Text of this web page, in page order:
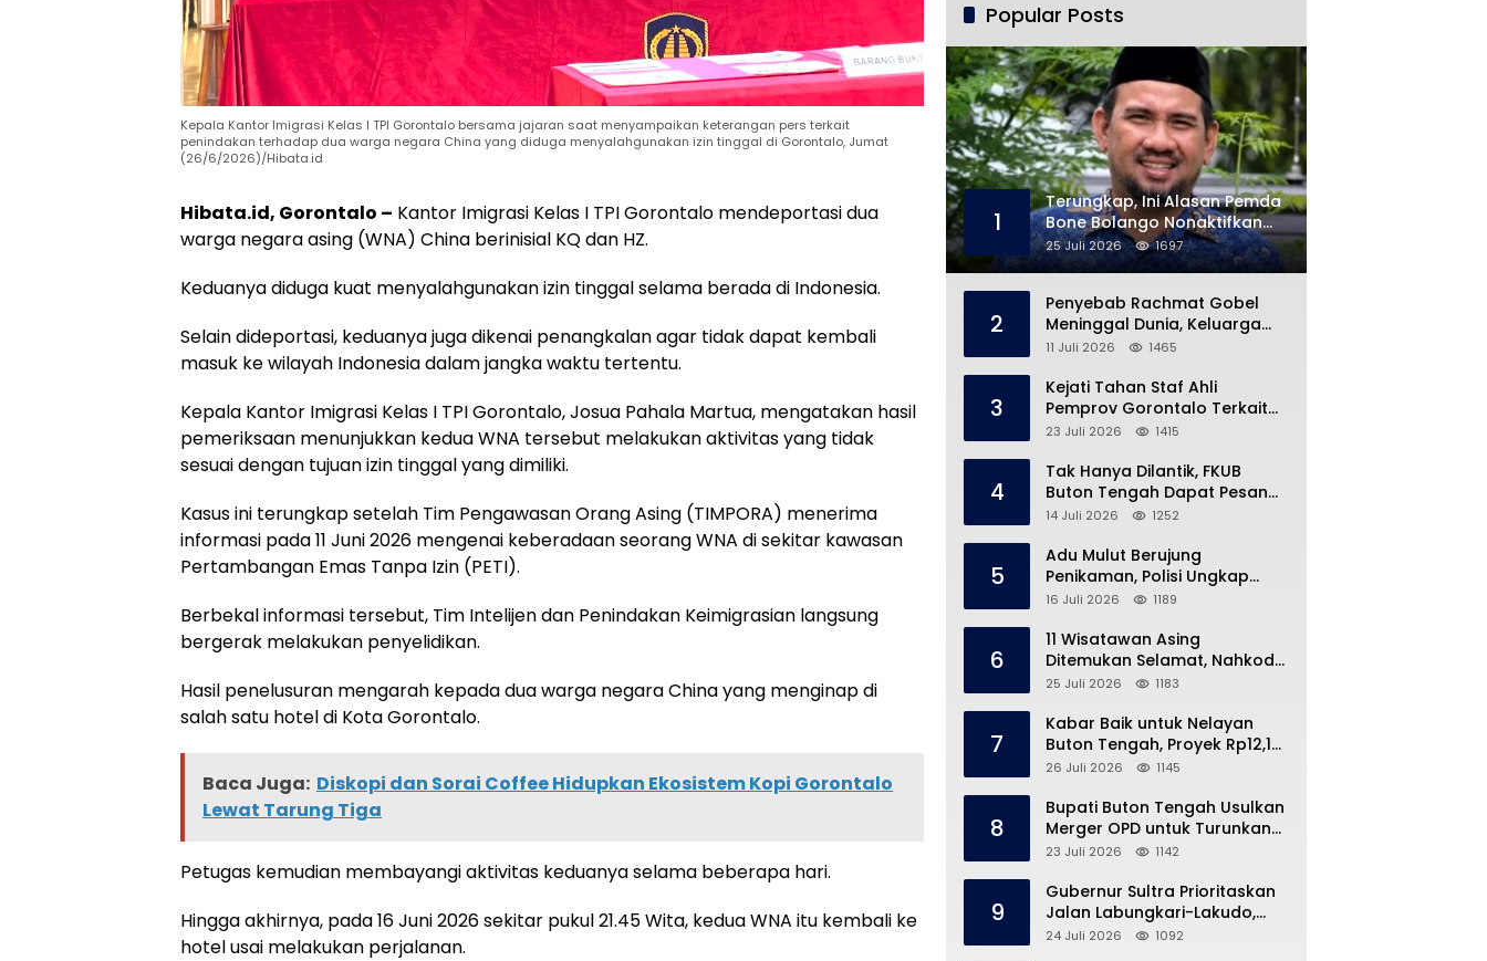
Kepala Kantor Imigrasi Kelas I TPI Gorontalo bersama jajaran saat menyampaikan keterangan pers terkait
penindakan terhadap dua warga negara China yang diduga menyalahgunakan izin tinggal di Gorontalo, Jumat
(26/6/2026)/Hibata.id
Hibata.id, Gorontalo – Kantor Imigrasi Kelas I TPI Gorontalo mendeportasi dua
warga negara asing (WNA) China berinisial KQ dan HZ.
Keduanya diduga kuat menyalahgunakan izin tinggal selama berada di Indonesia.
Selain dideportasi, keduanya juga dikenai penangkalan agar tidak dapat kembali
masuk ke wilayah Indonesia dalam jangka waktu tertentu.
Kepala Kantor Imigrasi Kelas I TPI Gorontalo, Josua Pahala Martua, mengatakan hasil
pemeriksaan menunjukkan kedua WNA tersebut melakukan aktivitas yang tidak
sesuai dengan tujuan izin tinggal yang dimiliki.
Kasus ini terungkap setelah Tim Pengawasan Orang Asing (TIMPORA) menerima
informasi pada 11 Juni 2026 mengenai keberadaan seorang WNA di sekitar kawasan
Pertambangan Emas Tanpa Izin (PETI).
Berbekal informasi tersebut, Tim Intelijen dan Penindakan Keimigrasian langsung
bergerak melakukan penyelidikan.
Hasil penelusuran mengarah kepada dua warga negara China yang menginap di
salah satu hotel di Kota Gorontalo.
Baca Juga: Diskopi dan Sorai Coffee Hidupkan Ekosistem Kopi Gorontalo
Lewat Tarung Tiga
Petugas kemudian membayangi aktivitas keduanya selama beberapa hari.
Hingga akhirnya, pada 16 Juni 2026 sekitar pukul 21.45 Wita, kedua WNA itu kembali ke
hotel usai melakukan perjalanan.
Popular Posts
1
Terungkap, Ini Alasan Pemda
Bone Bolango Nonaktifkan
Kades Toto Utara
25 Juli 2026 1697
2
Penyebab Rachmat Gobel
Meninggal Dunia, Keluarga
Ungkap Kondisi Terakhir
11 Juli 2026 1465
3
Kejati Tahan Staf Ahli
Pemprov Gorontalo Terkait
Dugaan Korupsi Rp5 Miliar
23 Juli 2026 1415
4
Tak Hanya Dilantik, FKUB
Buton Tengah Dapat Pesan
Khusus dari Bupati Azhari
14 Juli 2026 1252
5
Adu Mulut Berujung
Penikaman, Polisi Ungkap
Kronologi di Pasar Marisa
16 Juli 2026 1189
6
11 Wisatawan Asing
Ditemukan Selamat, Nahkoda
Speedboat Masih Hilang
25 Juli 2026 1183
7
Kabar Baik untuk Nelayan
Buton Tengah, Proyek Rp12,1
Miliar Akhirnya Dimulai
26 Juli 2026 1145
8
Bupati Buton Tengah Usulkan
Merger OPD untuk Turunkan
Belanja Pegawai APBD
23 Juli 2026 1142
9
Gubernur Sultra Prioritaskan
Jalan Labungkari-Lakudo,
Buteng Kebagian 1,7 Km
24 Juli 2026 1092